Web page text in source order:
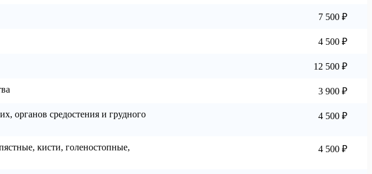
7 500 ₽
4 500 ₽
12 500 ₽
3 900 ₽
органов средостения и грудного
4 500 ₽
кисти, голеностопные,
4 500 ₽